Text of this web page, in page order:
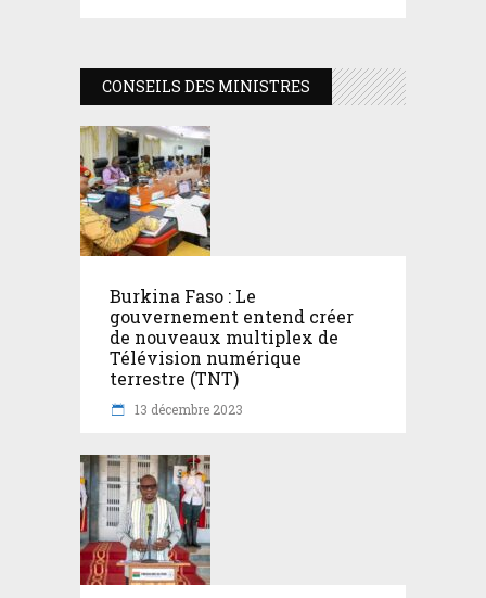
CONSEILS DES MINISTRES
Burkina Faso : Le
gouvernement entend créer
de nouveaux multiplex de
Télévision numérique
terrestre (TNT)
13 décembre 2023